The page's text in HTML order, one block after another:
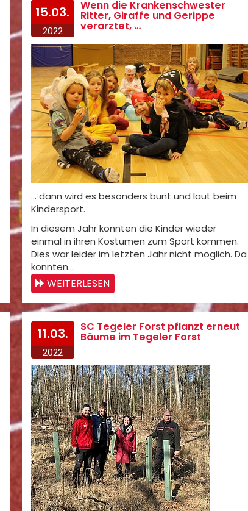
15.03.
2022
Wenn die Krankenschwester
Ritter, Giraffe und Gerippe
verarztet, …
… dann wird es besonders bunt und laut beim
Kindersport.
In diesem Jahr konnten die Kinder wieder
einmal in ihren Kostümen zum Sport kommen.
Dies war leider im letzten Jahr nicht möglich. Da
konnten…
WEITERLESEN
11.03.
2022
SC Tegeler Forst pflanzt erneut
Bäume im Tegeler Forst